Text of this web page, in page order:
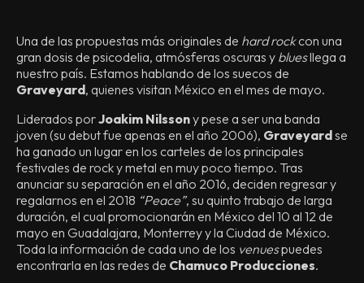
Una de las propuestas más originales de hard rockcon una
gran dosis de psicodelia, atmósferas oscuras y bluesllega a
nuestro país. Estamos hablando de los suecos de
Graveyard, quienes visitan México en el mes de mayo.
Liderados porJoakim Nilssony pese a ser una banda
joven (su debut fue apenas en el año 2006), Graveyardse
ha ganado un lugar en los carteles de los principales
festivales de rock y metal en muy poco tiempo. Tras
anunciar su separación en el año 2016, deciden regresar y
regalarnos en el 2018 “Peace”, su quinto trabajo de larga
duración, el cual promocionarán en México del 10 al 12 de
mayo en Guadalajara, Monterrey y la Ciudad de México.
Toda la información de cada uno de los venuespuedes
encontrarla en las redes de Chamuco Producciones.